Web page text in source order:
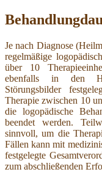
Je nach Diagnose
regelmäßige
über 10
ebenfalls in den
Störungsbilder
Therapie zwischen 10
die logopädische
beendet werden.
sinnvoll, um die
Fällen kann mit
festgelegte
zum abschließenden